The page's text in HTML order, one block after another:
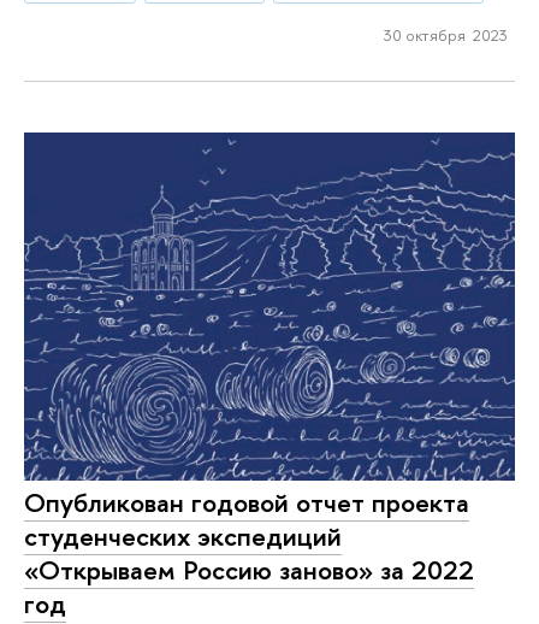
30 октября 2023
Опубликован годовой отчет проекта
студенческих экспедиций
«Открываем Россию заново» за 2022
год